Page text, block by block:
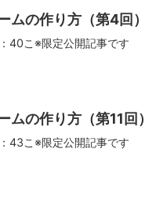
ムの作り方（第4回）
40こ※限定公開記事です
ムの作り方（第11回）
43こ※限定公開記事です